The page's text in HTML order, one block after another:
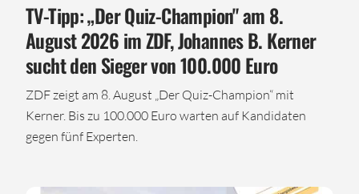
TV-Tipp: „Der Quiz-Champion" am 8.
August 2026 im ZDF, Johannes B. Kerner
sucht den Sieger von 100.000 Euro
ZDF zeigt am 8. August „Der Quiz-Champion“ mit
Kerner. Bis zu 100.000 Euro warten auf Kandidaten
gegen fünf Experten.